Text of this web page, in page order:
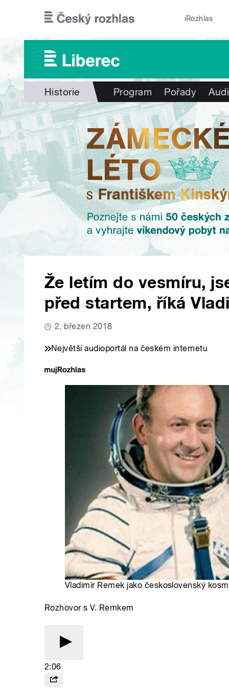
iRozhlas
Historie Program Pořady
Že letím do vesmíru,
před startem, říká
2. březen 2018
Největší audioportál na českém internetu
Vladimír Remek jako československý
Rozhovor s V. Remkem
2:06